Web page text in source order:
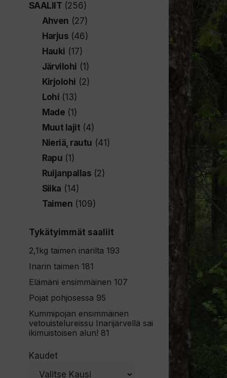
SAALIIT (256)
Ahven (27)
Harjus (46)
Hauki (17)
Järvilohi (1)
Kirjolohi (2)
Lohi (13)
Made (1)
Muut lajit (4)
Nieriä, rautu (41)
Rapu (1)
Ruijanpallas (2)
Siika (14)
Taimen (109)
Tykätyimmät saaliit
2,1kg taimen inarilta 193
Inarin taimen 181
Elämäni ensimmäinen 107
Pojat pohjosessa 95
Kummipojan ensimmäinen
vetouistelureissu Inarijärvellä sai
ikimuistoisen alun! 81
Kaudet